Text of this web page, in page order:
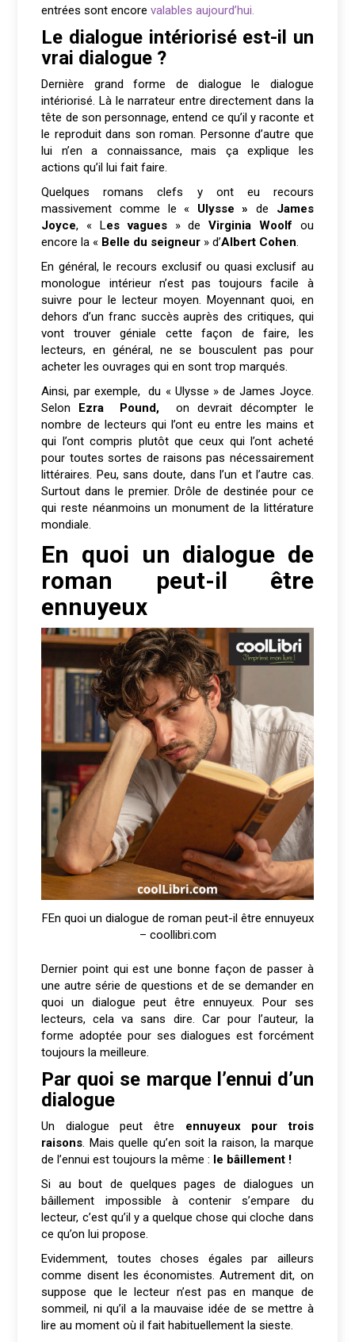
entrées sont encore valables aujourd’hui.
Le dialogue intériorisé est-il un
vrai dialogue ?
Dernière grand forme de dialogue le dialogue
intériorisé. Là le narrateur entre directement dans la
tête de son personnage, entend ce qu’il y raconte et
le reproduit dans son roman. Personne d’autre que
lui n’en a connaissance, mais ça explique les
actions qu’il lui fait faire.
Quelques romans clefs y ont eu recours
massivement comme le « Ulysse » de James
Joyce, « Les vagues» deVirginia Woolf ou
encore la « Belle du seigneur » d’Albert Cohen.
En général, le recours exclusif ou quasi exclusif au
monologue intérieur n’est pas toujours facile à
suivre pour le lecteur moyen. Moyennant quoi, en
dehors d’un franc succès auprès des critiques, qui
vont trouver géniale cette façon de faire, les
lecteurs, en général, ne se bousculent pas pour
acheter les ouvrages qui en sont trop marqués.
Ainsi, par exemple, du « Ulysse » de James Joyce.
Selon Ezra Pound,
on devrait décompter le
nombre de lecteurs qui l’ont eu entre les mains et
qui l’ont compris plutôt que ceux qui l’ont acheté
pour toutes sortes de raisons pas nécessairement
littéraires. Peu, sans doute, dans l’un et l’autre cas.
Surtout dans le premier. Drôle de destinée pour ce
qui reste néanmoins un monument de la littérature
mondiale.
En quoi un dialogue de
roman peut-il être
ennuyeux
FEn quoi un dialogue de roman peut-il être ennuyeux
– coollibri.com
Dernier point qui est une bonne façon de passer à
une autre série de questions et de se demander en
quoi un dialogue peut être ennuyeux. Pour ses
lecteurs, cela va sans dire. Car pour l’auteur, la
forme adoptée pour ses dialogues est forcément
toujours la meilleure.
Par quoi se marque l’ennui d’un
dialogue
Un dialogue peut être ennuyeux pour trois
raisons. Mais quelle qu’en soit la raison, la marque
de l’ennui est toujours la même : le bâillement !
Si au bout de quelques pages de dialogues un
bâillement impossible à contenir s’empare du
lecteur, c’est qu’il y a quelque chose qui cloche dans
ce qu’on lui propose.
Evidemment, toutes choses égales par ailleurs
comme disent les économistes. Autrement dit, on
suppose que le lecteur n’est pas en manque de
sommeil, ni qu’il a la mauvaise idée de se mettre à
lire au moment où il fait habituellement la sieste.